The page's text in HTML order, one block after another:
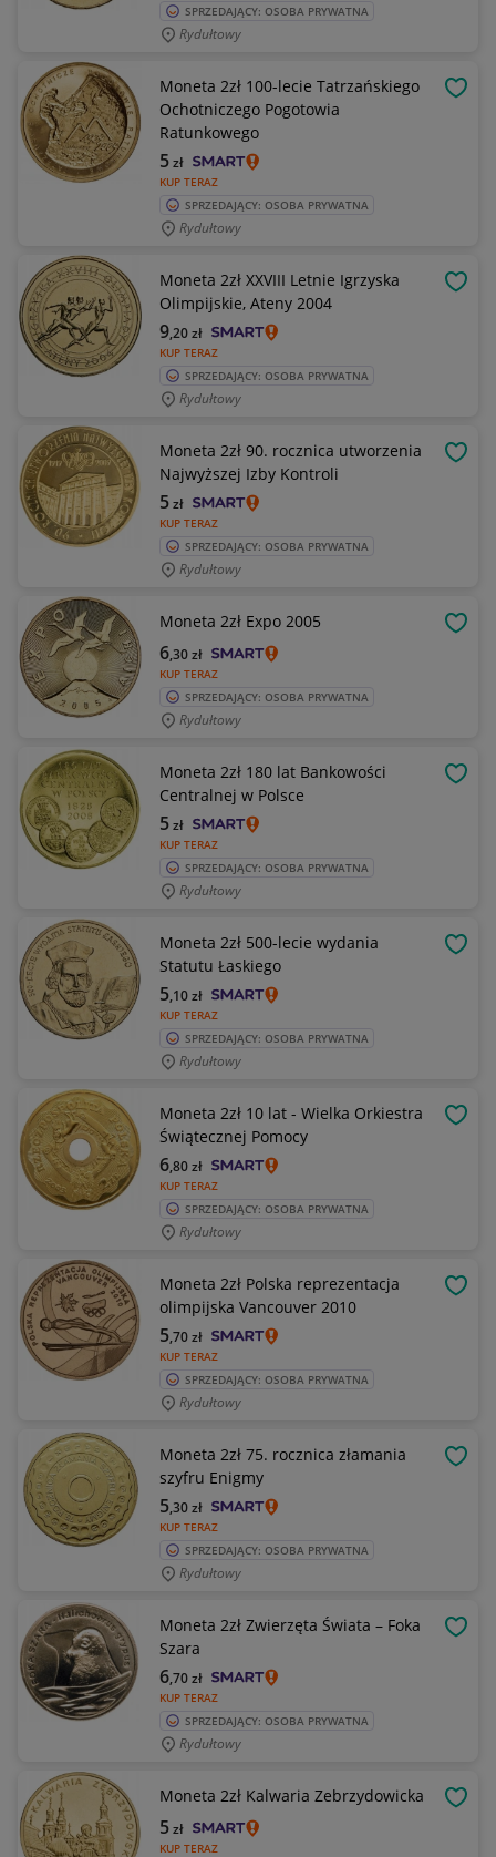
SPRZEDAJĄCY: OSOBA PRYWATNA
Rydułtowy
Moneta 2zł 100-lecie Tatrzańskiego
Ochotniczego Pogotowia
Ratunkowego
KUP TERAZ
5zł
SPRZEDAJĄCY: OSOBA PRYWATNA
Rydułtowy
Moneta 2zł XXVIII Letnie Igrzyska
Olimpijskie, Ateny 2004
KUP TERAZ
9,20zł
SPRZEDAJĄCY: OSOBA PRYWATNA
Rydułtowy
Moneta 2zł 90. rocznica utworzenia
Najwyższej Izby Kontroli
KUP TERAZ
5zł
SPRZEDAJĄCY: OSOBA PRYWATNA
Rydułtowy
Moneta 2zł Expo 2005
KUP TERAZ
6,30zł
SPRZEDAJĄCY: OSOBA PRYWATNA
Rydułtowy
Moneta 2zł 180 lat Bankowości
Centralnej w Polsce
KUP TERAZ
5zł
SPRZEDAJĄCY: OSOBA PRYWATNA
Rydułtowy
Moneta 2zł 500-lecie wydania
Statutu Łaskiego
KUP TERAZ
5,10zł
SPRZEDAJĄCY: OSOBA PRYWATNA
Rydułtowy
Moneta 2zł 10 lat - Wielka Orkiestra
Świątecznej Pomocy
KUP TERAZ
6,80zł
SPRZEDAJĄCY: OSOBA PRYWATNA
Rydułtowy
Moneta 2zł Polska reprezentacja
olimpijska Vancouver 2010
KUP TERAZ
5,70zł
SPRZEDAJĄCY: OSOBA PRYWATNA
Rydułtowy
Moneta 2zł 75. rocznica złamania
szyfru Enigmy
KUP TERAZ
5,30zł
SPRZEDAJĄCY: OSOBA PRYWATNA
Rydułtowy
Moneta 2zł Zwierzęta Świata – Foka
Szara
KUP TERAZ
6,70zł
SPRZEDAJĄCY: OSOBA PRYWATNA
Rydułtowy
Moneta 2zł Kalwaria Zebrzydowicka
KUP TERAZ
5zł